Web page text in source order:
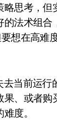
思考，但
法术组合
想在高难
当前运行
、或者购
度。